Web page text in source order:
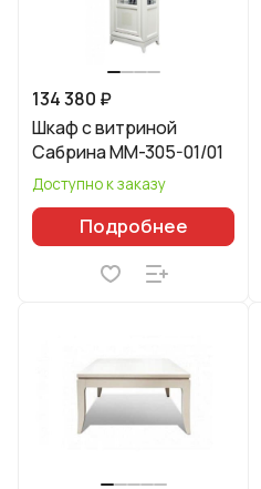
134 380 ₽
Шкаф с витриной
Сабрина ММ-305-01/01
Доступно к заказу
Подробнее